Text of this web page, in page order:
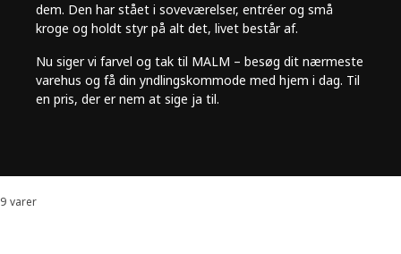
dem. Den har stået i soveværelser, entréer og små
kroge og holdt styr på alt det, livet består af.
Nu siger vi farvel og tak til MALM – besøg dit nærmeste
varehus og få din yndlingskommode med hjem i dag. Til
en pris, der er nem at sige ja til.
Sorter og filtrer
9 varer